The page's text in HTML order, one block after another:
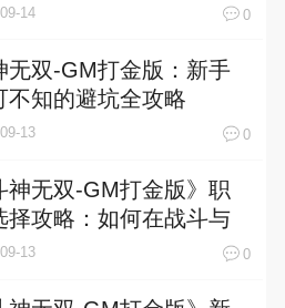
14 0
无双-GM打金版：新手
不知的避坑全攻略
13 0
神无双-GM打金版》职
择攻略：如何在战斗与
中找到平衡点
13 0